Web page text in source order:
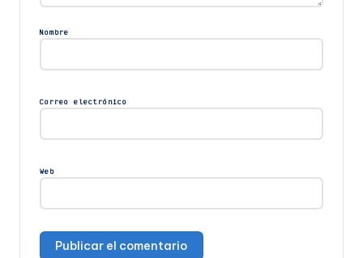
Nombre
Correo electrónico
Web